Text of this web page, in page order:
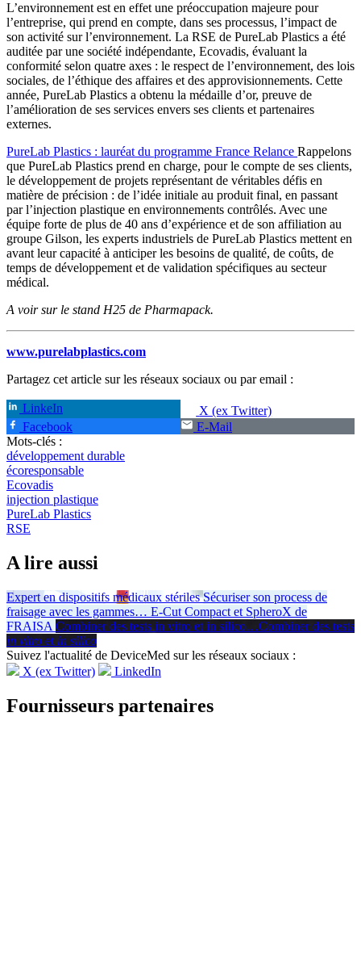
L’environnement est en effet une préoccupation majeure pour
l’entreprise, qui prend en compte, dans ses processus, l’impact de
son activité sur l’environnement. La RSE de PureLab Plastics a été
auditée par une société indépendante, Ecovadis, évaluant la
conformité selon quatre axes : le respect de l’environnement, des lois
sociales, de l’éthique des affaires et des approvisionnements. Cette
année, PureLab Plastics a obtenu la médaille d’or, preuve de
l’amélioration de ses services envers ses clients et partenaires
externes.
PureLab Plastics : lauréat du programme France Relance Rappelons
que PureLab Plastics prend en charge, pour le compte de ses clients,
le développement de projets représentant de véritables défis en
matière de précision : de l’idée initiale au produit final, en passant
par l’injection plastique en environnements contrôlés. Avec une
équipe forte de plus de 40 ans d’expérience et de son affiliation au
groupe Gilson, les experts industriels de PureLab Plastics mettent en
avant leur capacité à anticiper les besoins de qualité, de coûts, de
temps de développement et de validation spécifiques au secteur
médical.
A voir sur le stand H25 de Pharmapack.
www.purelabplastics.com
Partagez cet article sur les réseaux sociaux ou par email :
LinkeIn
X (ex Twitter)
Facebook
E-Mail
Mots-clés :
développement durable
écoresponsable
Ecovadis
injection plastique
PureLab Plastics
RSE
A lire aussi
Expert en dispositifs médicaux stériles Sécuriser son process de
fraisage avec les gammes… E-Cut Compact et SpheroX de
FRAISA Combiner des tests in vitro et in silico…Combiner des tests
in vitro et in silico
Suivez l'actualité de DeviceMed sur les réseaux sociaux :
X (ex Twitter)
LinkedIn
Fournisseurs partenaires